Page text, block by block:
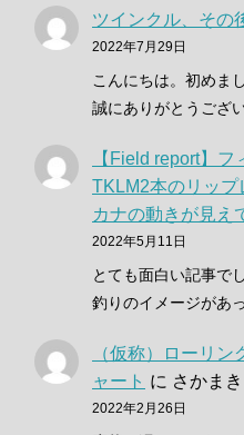
ツインクル、その
2022年7月29日
こんにちは。初めま
誠にありがとうござ
【Field report】
TKLM2本のリッ
カナの動きが見え
2022年5月11日
とても面白い記事で
釣りのイメージがあ
（仮称）ローリ
ャート に さかまき
2022年2月26日